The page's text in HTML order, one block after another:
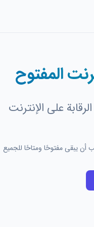
المفتوح
على الإنترنت
أن يبقى مفتوحًا ومتاحًا للجميع